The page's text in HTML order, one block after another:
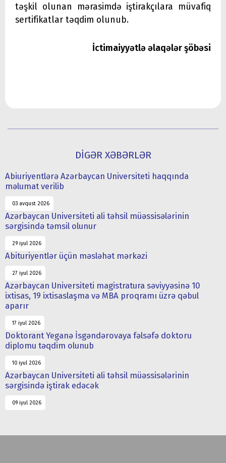
təşkil olunan mərasimdə iştirakçılara müvafiq
sertifikatlar təqdim olunub.
İctimaiyyətlə əlaqələr şöbəsi
DİGƏR XƏBƏRLƏR
Abiuriyentlərə Azərbaycan Universiteti haqqında
məlumat verilib
03 avqust 2026
Azərbaycan Universiteti ali təhsil müəssisələrinin
sərgisində təmsil olunur
29 iyul 2026
Abituriyentlər üçün məsləhət mərkəzi
27 iyul 2026
Azərbaycan Universiteti magistratura səviyyəsinə 10
ixtisas, 19 ixtisaslaşma və MBA proqramı üzrə qəbul
aparır
17 iyul 2026
Doktorant Yeganə İsgəndərovaya fəlsəfə doktoru
diplomu təqdim olunub
10 iyul 2026
Azərbaycan Universiteti ali təhsil müəssisələrinin
sərgisində iştirak edəcək
09 iyul 2026